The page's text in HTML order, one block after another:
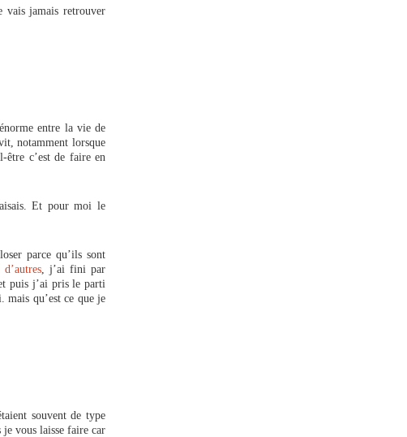
vais jamais retrouver
entre la vie de
notamment lorsque
être c’est de faire en
Et pour moi le
parce qu’ils sont
d’autres, j’ai fini par
puis j’ai pris le parti
mais qu’est ce que je
souvent de type
vous laisse faire car